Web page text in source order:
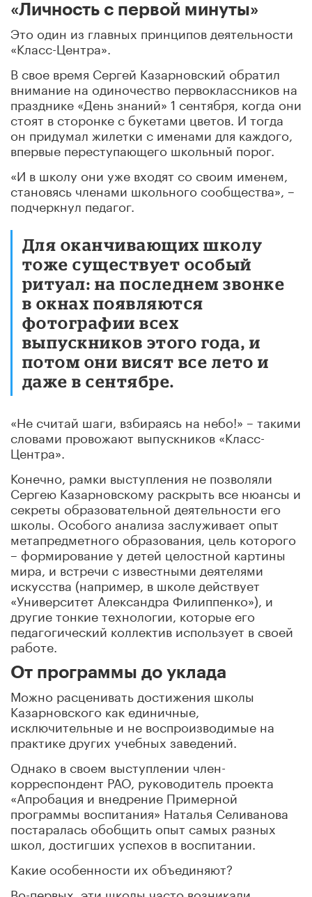
«Личность с первой минуты»
Это один из главных принципов деятельности
«Класс-Центра».
В свое время Сергей Казарновский обратил
внимание на одиночество первоклассников на
празднике «День знаний» 1 сентября, когда они
стоят в сторонке с букетами цветов. И тогда
он придумал жилетки с именами для каждого,
впервые переступающего школьный порог.
«И в школу они уже входят со своим именем,
становясь членами школьного сообщества», –
подчеркнул педагог.
Для оканчивающих школу
тоже существует особый
ритуал: на последнем звонке
в окнах появляются
фотографии всех
выпускников этого года, и
потом они висят все лето и
даже в сентябре.
«Не считай шаги, взбираясь на небо!» – такими
словами провожают выпускников «Класс-
Центра».
Конечно, рамки выступления не позволяли
Сергею Казарновскому раскрыть все нюансы и
секреты образовательной деятельности его
школы. Особого анализа заслуживает опыт
метапредметного образования, цель которого
– формирование у детей целостной картины
мира, и встречи с известными деятелями
искусства (например, в школе действует
«Университет Александра Филиппенко»), и
другие тонкие технологии, которые его
педагогический коллектив использует в своей
работе.
От программы до уклада
Можно расценивать достижения школы
Казарновского как единичные,
исключительные и не воспроизводимые на
практике других учебных заведений.
Однако в своем выступлении член-
корреспондент РАО, руководитель проекта
«Апробация и внедрение Примерной
программы воспитания» Наталья Селиванова
постаралась обобщить опыт самых разных
школ, достигших успехов в воспитании.
Какие особенности их объединяют?
Во-первых, эти школы часто возникали